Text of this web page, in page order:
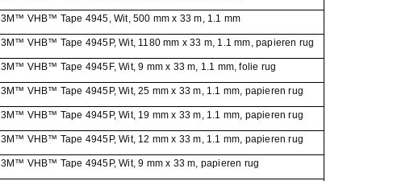
3M™ VHB™ Tape 4945, Wit, 500 mm x 33 m, 1.1 mm
3M™ VHB™ Tape 4945P, Wit, 1180 mm x 33 m, 1.1 mm, papieren rug
3M™ VHB™ Tape 4945F, Wit, 9 mm x 33 m, 1.1 mm, folie rug
3M™ VHB™ Tape 4945P, Wit, 25 mm x 33 m, 1.1 mm, papieren rug
3M™ VHB™ Tape 4945P, Wit, 19 mm x 33 m, 1.1 mm, papieren rug
3M™ VHB™ Tape 4945P, Wit, 12 mm x 33 m, 1.1 mm, papieren rug
3M™ VHB™ Tape 4945P, Wit, 9 mm x 33 m, papieren rug